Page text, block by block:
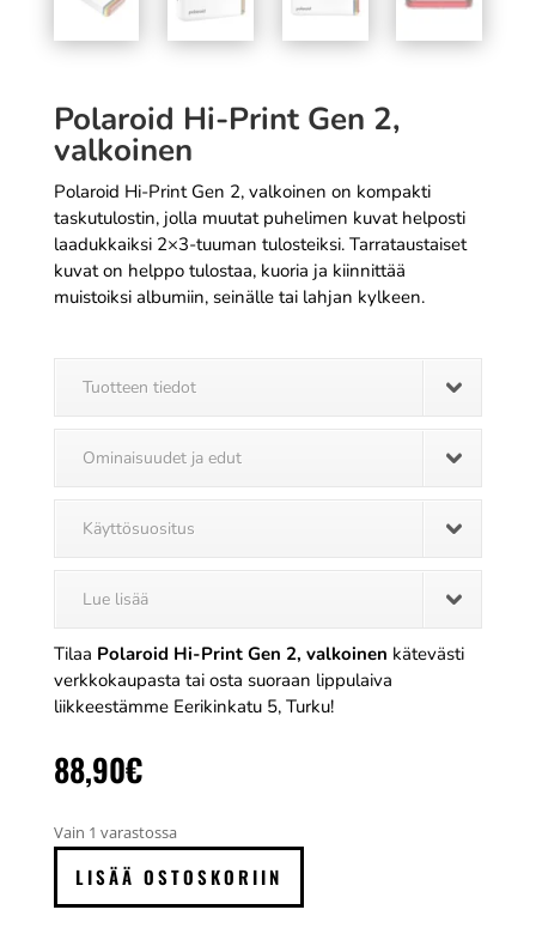
Polaroid Hi-Print Gen 2,
valkoinen
Polaroid Hi-Print Gen 2, valkoinen on kompakti
taskutulostin, jolla muutat puhelimen kuvat helposti
laadukkaiksi 2×3-tuuman tulosteiksi. Tarrataustaiset
kuvat on helppo tulostaa, kuoria ja kiinnittää
muistoiksi albumiin, seinälle tai lahjan kylkeen.
Tuotteen tiedot
Ominaisuudet ja edut
Käyttösuositus
Lue lisää
Tilaa Polaroid Hi-Print Gen 2, valkoinen kätevästi
verkkokaupasta tai osta suoraan lippulaiva
liikkeestämme Eerikinkatu 5, Turku!
88,90€
Vain 1 varastossa
Print
LISÄÄ OSTOSKORIIN